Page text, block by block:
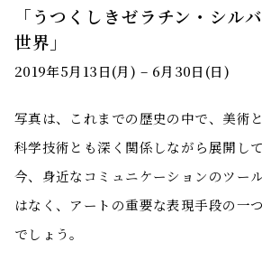
「うつくしきゼラチン・シル
世界」
2019年5月13日(月) – 6月30日(日)
写真は、これまでの歴史の中で、美術
科学技術とも深く関係しながら展開し
今、身近なコミュニケーションのツー
はなく、アートの重要な表現手段の一
でしょう。